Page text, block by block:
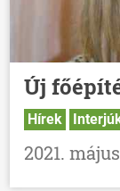
Új
Hírek
2021.